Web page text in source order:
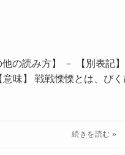
の読み方】 － 【別表記
味】 戦戦慄慄とは、び